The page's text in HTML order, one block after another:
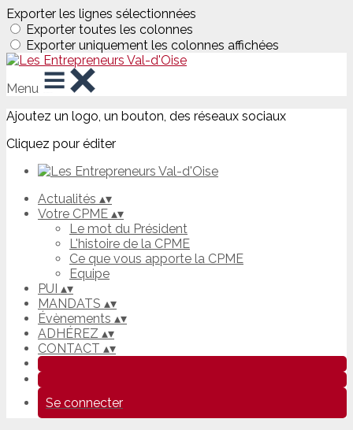
Exporter les lignes sélectionnées
Exporter toutes les colonnes
Exporter uniquement les colonnes affichées
Menu
Ajoutez un logo, un bouton, des réseaux sociaux
Cliquez pour éditer
Actualités ▴▾
Votre CPME ▴▾
Le mot du Président
L'histoire de la CPME
Ce que vous apporte la CPME
Equipe
PUI ▴▾
MANDATS ▴▾
Évènements ▴▾
ADHÉREZ ▴▾
CONTACT ▴▾
Se connecter